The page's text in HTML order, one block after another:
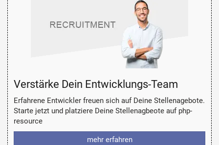
Verstärke Dein Entwicklungs-Team
Erfahrene Entwickler freuen sich auf Deine Stellenagebote.
Starte jetzt und platziere Deine Stellenagbeote auf php-
resource
mehr erfahren